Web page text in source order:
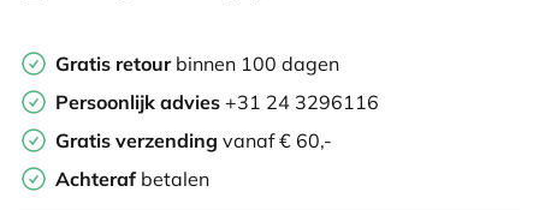
Gratis retourbinnen 100 dagen
Persoonlijk advies +31 24 3296116
Gratis verzending vanaf € 60,-
Achteraf betalen